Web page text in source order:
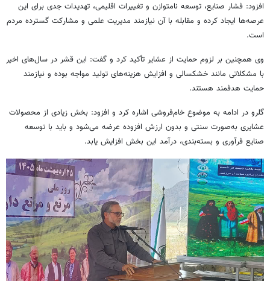
افزود: فشار صنایع، توسعه نامتوازن و تغییرات اقلیمی، تهدیدات جدی برای این
عرصه‌ها ایجاد کرده و مقابله با آن نیازمند مدیریت علمی و مشارکت گسترده مردم
است.
وی همچنین بر لزوم حمایت از عشایر تأکید کرد و گفت: این قشر در سال‌های اخیر
با مشکلاتی مانند خشکسالی و افزایش هزینه‌های تولید مواجه بوده و نیازمند
حمایت هدفمند هستند.
گلرو در ادامه به موضوع خام‌فروشی اشاره کرد و افزود: بخش زیادی از محصولات
عشایری به‌صورت سنتی و بدون ارزش افزوده عرضه می‌شود و باید با توسعه
صنایع فرآوری و بسته‌بندی، درآمد این بخش افزایش یابد.